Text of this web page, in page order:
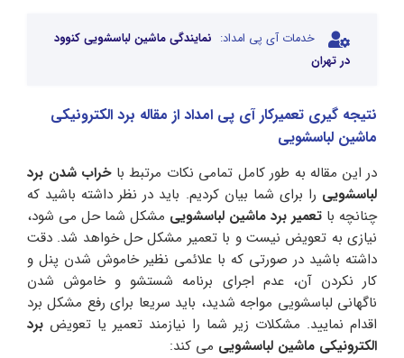
خدمات آی پی امداد: نمایندگی ماشین لباسشویی کنوود
در تهران
نتیجه گیری تعمیرکار آی پی امداد از مقاله برد الکترونیکی
ماشین لباسشویی
در این مقاله به طور کامل تمامی نکات مرتبط با خراب شدن برد
لباسشویی را برای شما بیان کردیم. باید در نظر داشته باشید که
چنانچه با تعمیر برد ماشین لباسشویی مشکل شما حل می شود،
نیازی به تعویض نیست و با تعمیر مشکل حل خواهد شد. دقت
داشته باشید در صورتی که با علائمی نظیر خاموش شدن پنل و
کار نکردن آن، عدم اجرای برنامه شستشو و خاموش شدن
ناگهانی لباسشویی مواجه شدید، باید سریعا برای رفع مشکل برد
اقدام نمایید. مشکلات زیر شما را نیازمند تعمیر یا تعویض برد
الکترونیکی ماشین لباسشویی می کند: